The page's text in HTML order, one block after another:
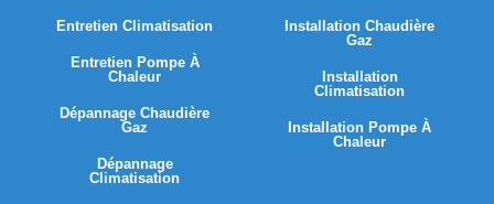
Entretien Climatisation
Entretien Pompe À
Chaleur
Dépannage Chaudière
Gaz
Dépannage
Climatisation
Installation Chaudière
Gaz
Installation
Climatisation
Installation Pompe À
Chaleur